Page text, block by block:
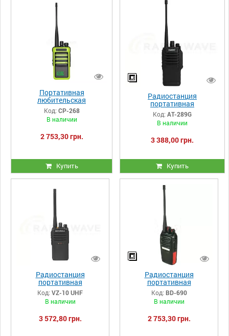
Портативная
любительская
радиостанция iTalk СР-268
Код: СР-268
В наличии
2 753,30 грн.
Купить
Радиостанция
портативная
профессиональная AnyTone
AT-289G
Код: AT-289G
В наличии
3 388,00 грн.
Купить
Радиостанция
портативная
профессиональная VZ-10
UHF
Код: VZ-10 UHF
В наличии
3 572,80 грн.
Радиостанция
портативная
профессиональная
Boldom BD-690
Код: BD-690
В наличии
2 753,30 грн.